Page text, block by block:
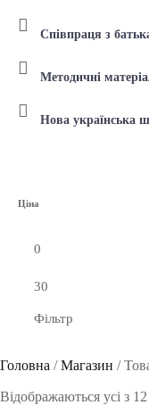
Співпраця з
Методичні
Нова
Ціна
Фільтр
Головна / Магазин /
Відображаються усі з 12